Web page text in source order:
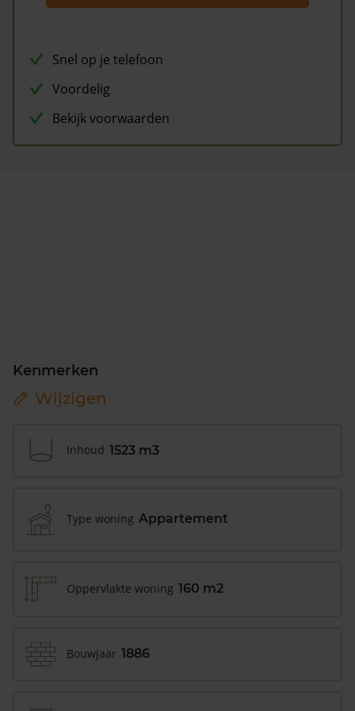
Snel op je telefoon
Voordelig
Bekijk voorwaarden
Kenmerken
Wijzigen
Inhoud 1523 m3
Type woning Appartement
Oppervlakte woning 160 m2
Bouwjaar 1886